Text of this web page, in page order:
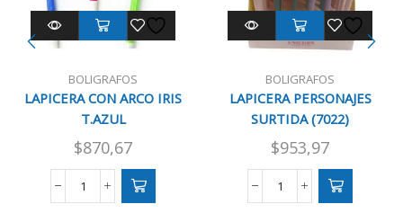
BOLIGRAFOS
LAPICERA CON ARCO IRIS
T.AZUL
$870,67
LAPICERA
BOLIGRAFOS
LAPICERA PERSONAJES
SURTIDA (7022)
$953,97
LAPICERA